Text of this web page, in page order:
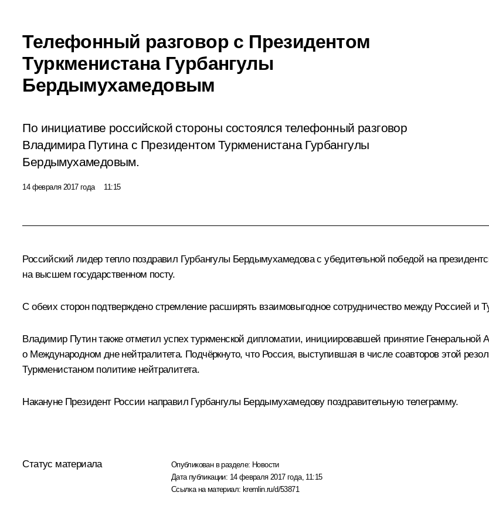
Телефонный разговор с Президентом
Туркменистана Гурбангулы
Бердымухамедовым
По инициативе российской стороны состоялся телефонный разговор
Владимира Путина с Президентом Туркменистана Гурбангулы
Бердымухамедовым.
14 февраля 2017 года 11:15
Российский лидер тепло поздравил Гурбангулы Бердымухамедовас убедительной победой на
на высшем государственном посту.
С обеих сторон подтверждено стремление расширять взаимовыгодное сотрудничество между Россией и
Владимир Путин также отметил успех туркменской дипломатии, инициировавшей принятие
о Международном дне нейтралитета. Подчёркнуто, что Россия, выступившая в числе соавторов этой
Туркменистаном политике нейтралитета.
Накануне Президент России направил Гурбангулы Бердымухамедову поздравительную телеграмму.
Статус материала Опубликован в разделе: Новости
Дата публикации: 14 февраля 2017 года, 11:15
Ссылка на материал: kremlin.ru/d/53871